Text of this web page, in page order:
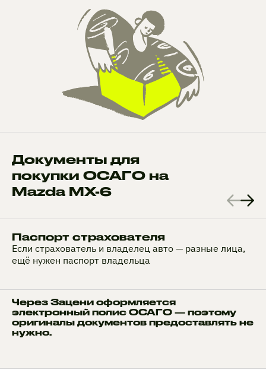
Документы для
покупки ОСАГО на
Mazda MX-6
Паспорт страхователя
Если страхователь и владелец авто — разные лица,
ещё нужен паспорт владельца
Через Зацени оформляется
электронный полис ОСАГО — поэтому
оригиналы документов предоставлять не
нужно.